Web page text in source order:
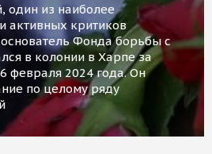
один из наиболее
активных критиков
Фонда борьбы с
в колонии в Харпе за
февраля 2024 года. Он
по целому ряду